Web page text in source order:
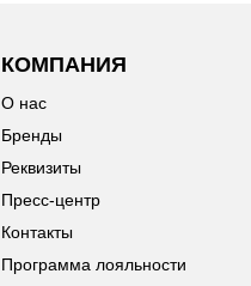
КОМПАНИЯ
О нас
Бренды
Реквизиты
Пресс-центр
Контакты
Программа лояльности